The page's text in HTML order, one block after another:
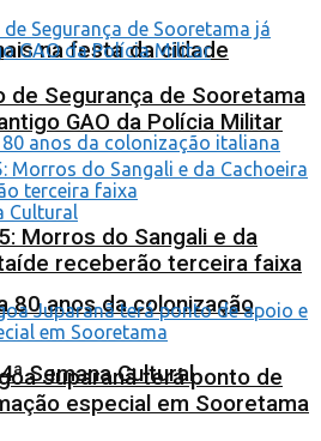
na festa da cidade
80 anos da colonização
Semana Cultural
de Segurança de Sooretama
GAO da Polícia Militar
Morros do Sangali e da
receberão terceira faixa
Juparanã terá ponto de
especial em Sooretama